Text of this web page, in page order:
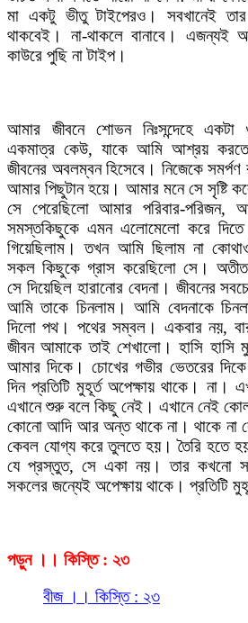
মা একটু ভীতু টাইপেরও। সবখানেই
থাকবেই। না-থাকলে বানাবে। এজন্যই
কাউরে পুছি না টাইপ।
আমার জীবনে শোভন নিঃসন্দেহে
একমাত্র কেউ, যাকে আমি আশ্রয় করতে
জীবনের অবলম্বন হিসেবে। নিজেকে সমর্পণ
আমার পিছুটান হয়ে। আমার মনে সে সৃষ্টি
সে পেরেছিলো আমার পরিবার-পরিজন,
সমস্তকিছুকে এমন এলোমেলো করে
গিয়েছিলাম। তখন আমি ছিলাম না
সকল কিছুকে গ্রাস করেছিলো সে।
সে দিয়েছিল হারানোর বেদনা। জীবনের
আমি তাকে চিনলাম। আমি বেদনাকে
দিলো পথ। পথের সম্বল। একবার নয়,
জীবন আমাকে তাই শেখালো। হাসি হাসি
আমার দিকে। চোখের গভীর ভেতরের
দিন প্রতিটি মুহূর্ত অপেক্ষায় থাকে। না।
এখানে শুরু বলে কিছু নেই। এখানে নেই
কোনো আদি আর অন্ত থাকে না। থাকে না
কেবল যোগ্য করে তুলতে হয়। তৈরি হতে
যে প্রস্তুত, সে একা নয়। তার কখনো
সকলের জন্যেই অপেক্ষায় থাকে। প্রতিটি
পড়ুন ।। কিস্তি : ২৩
বীজ ।। কিস্তি : ২৩